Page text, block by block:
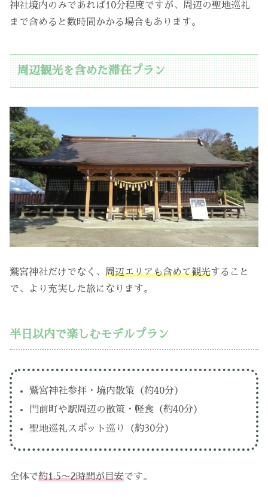
神社境内のみであれば10分程度ですが、周辺の聖地巡礼
まで含めると数時間かかる場合もあります。
周辺観光を含めた滞在プラン
鷲宮神社だけでなく、 周辺エリアも含めて観光すること
で、より充実した旅になります。
半日以内で楽しむモデルプラン
鷲宮神社参拝・境内散策（約40分）
門前町や駅周辺の散策・軽食（約40分）
聖地巡礼スポット巡り（約30分）
全体で約1.5〜2時間が目安です。